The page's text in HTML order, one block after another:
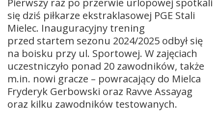
Pierwszy raz po przerwie urlopowej spotkali
się dziś piłkarze ekstraklasowej PGE Stali
Mielec. Inauguracyjny trening
przed startem sezonu 2024/2025 odbył się
na boisku przy ul. Sportowej. W zajęciach
uczestniczyło ponad 20 zawodników, także
m.in. nowi gracze – powracający do Mielca
Fryderyk Gerbowski oraz Ravve Assayag
oraz kilku zawodników testowanych.